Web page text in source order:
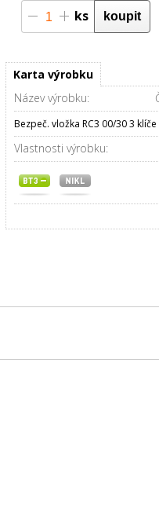
ks
Karta výrobku
Název výrobku:
Bezpeč. vložka RC3 00/30 3 klíče
Vlastnosti výrobku: